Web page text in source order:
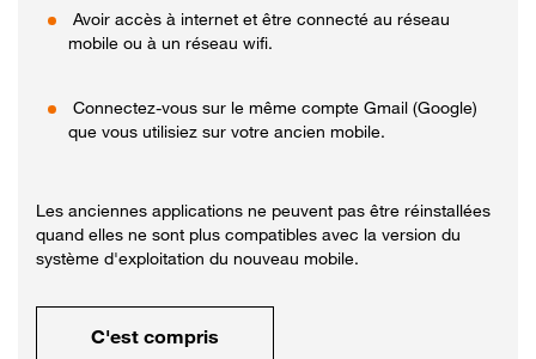
Avoir accès à internet et être connecté au réseau
mobile ou à un réseau wifi.
Connectez-vous sur le même compte Gmail (Google)
que vous utilisiez sur votre ancien mobile.
Les anciennes applications ne peuvent pas être réinstallées
quand elles ne sont plus compatibles avec la version du
système d'exploitation du nouveau mobile.
C'est compris